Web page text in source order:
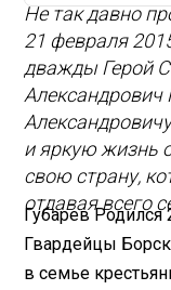
Не так давно
21 февраля
дважды Герой
Александрович
и яркую жизнь
свою страну,
отдавая всего
Губарев Родился
Гвардейцы
в семье